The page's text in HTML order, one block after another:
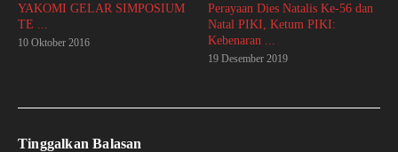
YAKOMI GELAR SIMPOSIUM
TE ...
10 Oktober 2016
Perayaan Dies Natalis Ke-56 dan
Natal PIKI, Ketum PIKI:
Kebenaran ...
19 Desember 2019
Tinggalkan Balasan